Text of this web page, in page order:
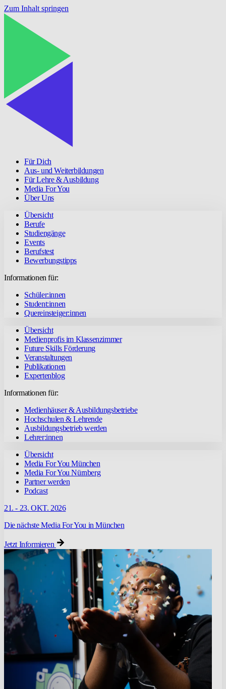
Zum Inhalt springen
Für Dich
Aus- und Weiterbildungen
Für Lehre & Ausbildung
Media For You
Über Uns
Übersicht
Berufe
Studiengänge
Events
Berufstest
Bewerbungstipps
Informationen für:
Schüler:innen
Student:innen
Quereinsteiger:innen
Übersicht
Medienprofis im Klassenzimmer
Future Skills Förderung
Veranstaltungen
Publikationen
Expertenblog
Informationen für:
Medienhäuser & Ausbildungsbetriebe
Hochschulen & Lehrende
Ausbildungsbetrieb werden
Lehrer:innen
Übersicht
Media For You München
Media For You Nürnberg
Partner werden
Podcast
21. - 23. OKT. 2026
Die nächste Media For You in München
Jetzt Informieren